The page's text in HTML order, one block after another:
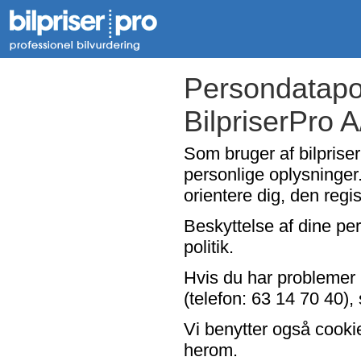
BilpriserPro
Som bruger af
personlige
orientere dig, den
Beskyttelse af dine
politik.
Hvis du har
(telefon: 63 14 70
Vi benytter også
herom.